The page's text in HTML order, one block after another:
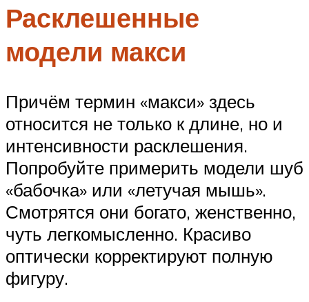
Расклешенные
модели макси
Причём термин «макси» здесь
относится не только к длине, но и
интенсивности расклешения.
Попробуйте примерить модели шуб
«бабочка» или «летучая мышь».
Смотрятся они богато, женственно,
чуть легкомысленно. Красиво
оптически корректируют полную
фигуру.